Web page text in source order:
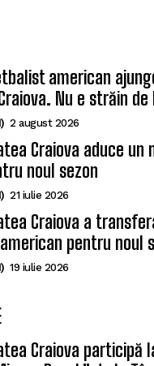
american
Nu e străin de
2 august 2026
Craiova aduce un
noul sezon
21 iulie 2026
Craiova a
pentru noul
19 iulie 2026
Craiova participă